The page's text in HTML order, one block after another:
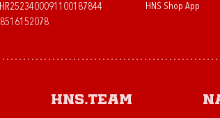
HR2523400091100187844
HNS Shop App
HNS.team